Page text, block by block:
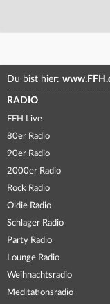
Du bist hier:
RADIO
FFH Live
80er Radio
90er Radio
2000er Radio
Rock Radio
Oldie Radio
Schlager Radio
Party Radio
Lounge Radio
Weihnachtsradio
Meditationsradio